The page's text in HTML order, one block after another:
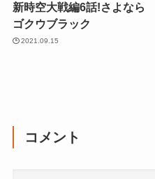
新時空大戦編6話!さよなら
ゴクウブラック
2021.09.15
コメント